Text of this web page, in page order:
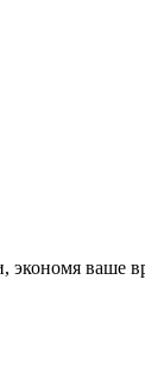
экономя ваше